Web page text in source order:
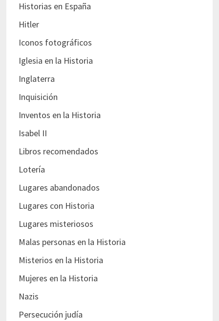
Historias en España
Hitler
Iconos fotográficos
Iglesia en la Historia
Inglaterra
Inquisición
Inventos en la Historia
Isabel II
Libros recomendados
Lotería
Lugares abandonados
Lugares con Historia
Lugares misteriosos
Malas personas en la Historia
Misterios en la Historia
Mujeres en la Historia
Nazis
Persecución judía